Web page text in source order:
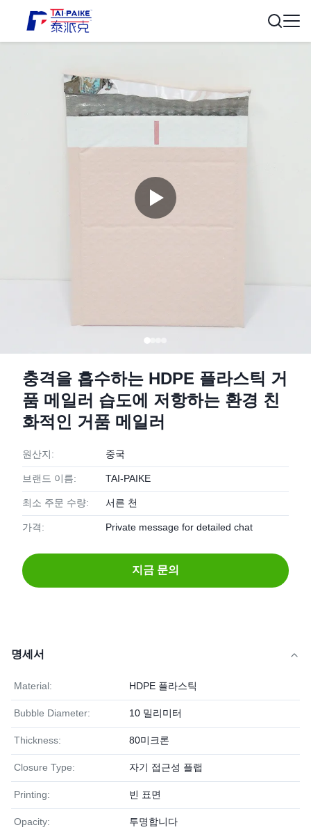
충격을 흡수하는 HDPE 플라스틱 거
품 메일러 습도에 저항하는 환경 친
화적인 거품 메일러
원산지: 중국
브랜드 이름: TAI-PAIKE
최소 주문 수량: 서른 천
가격: Private message for detailed chat
지금 문의
명세서
Material: HDPE 플라스틱
Bubble Diameter: 10 밀리미터
Thickness: 80미크론
Closure Type: 자기 접근성 플랩
Printing: 빈 표면
Opacity: 투명합니다